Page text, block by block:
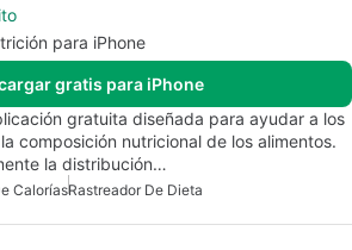
para iPhone
gratis para iPhone
gratuita diseñada para ayudar a los
composición nutricional de los alimentos.
la distribución…
CaloríasRastreador De Dieta